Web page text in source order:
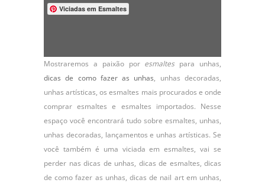
Viciadas em Esmaltes
Mostraremos a paixão por esmaltes para unhas,
dicas de como fazer as unhas, unhas decoradas,
unhas artísticas, osesmaltes mais procurados e onde
comprar esmaltes e esmaltes importados. Nesse
espaço você encontrará tudo sobre esmaltes, unhas,
unhas decoradas, lançamentos e unhas artísticas. Se
você também é uma viciada em esmaltes, vai se
perder nas dicas de unhas, dicas de esmaltes, dicas
de como fazer as unhas, dicas de nail art em unhas,